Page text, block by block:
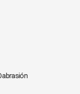
abrasión